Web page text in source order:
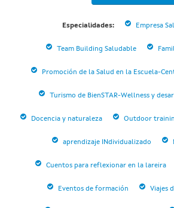
Especialidades: Empresa
Team Building Saludable
Promoción de la Salud en la Escuela-
Turismo de BienSTAR-Wellness y
Docencia y naturaleza Outdoor
aprendizaje INdividualizado
Cuentos para reflexionar en la lareira
Eventos de formación Viajes